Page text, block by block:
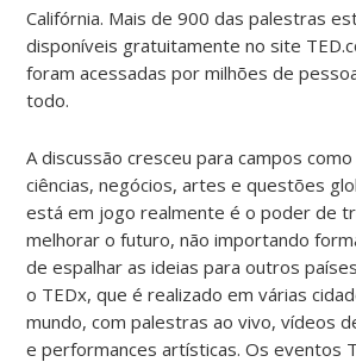
Califórnia. Mais de 900 das palestras
disponíveis gratuitamente no site
foram acessadas por milhões de
todo.
A discussão cresceu para campos como
ciências, negócios, artes e questões
está em jogo realmente é o poder de
melhorar o futuro, não importando
de espalhar as ideias para outros
o TEDx, que é realizado em várias
mundo, com palestras ao vivo, vídeos
e performances artísticas. Os eventos